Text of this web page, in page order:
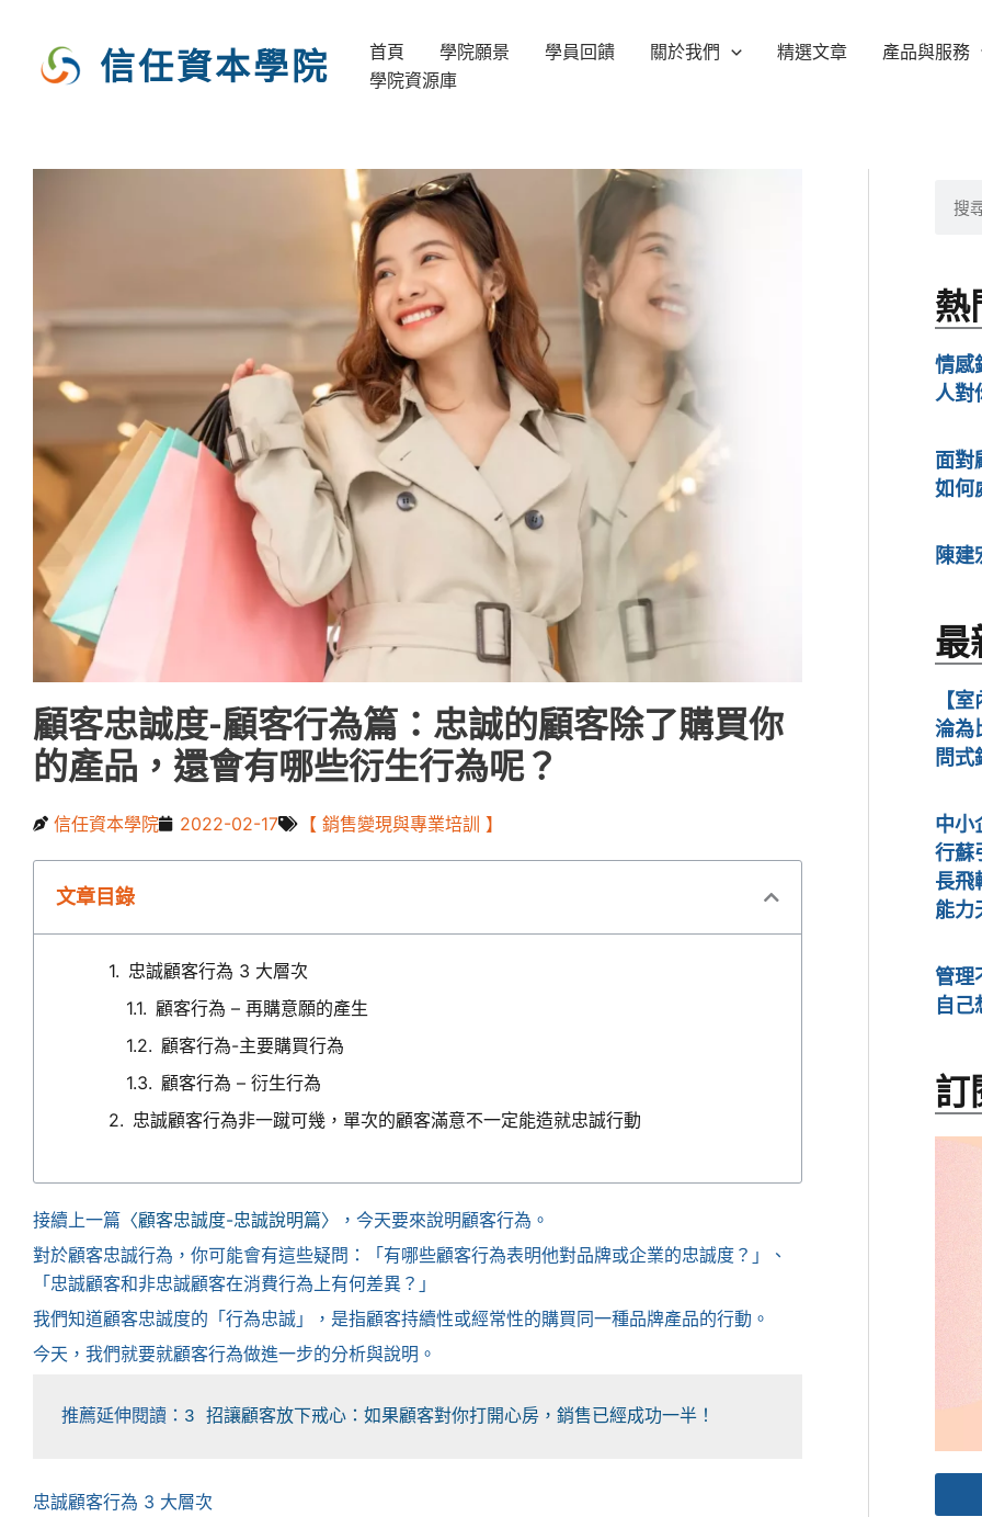
信任資本學院 首頁 學院願景 學員回饋 關於我們 精選文章
產品與服務
學院資源庫
顧客忠誠度-顧客行為篇：忠誠的顧客除了購買你
的產品，還會有哪些衍生行為呢？
信任資本學院 2022-02-17 【 銷售變現與專業培訓 】
文章目錄
忠誠顧客行為 3 大層次
顧客行為 – 再購意願的產生
顧客行為-主要購買行為
顧客行為 – 衍生行為
忠誠顧客行為非一蹴可幾，單次的顧客滿意不一定能造就忠誠行動
接續上一篇 〈顧客忠誠度-忠誠說明篇〉
，今天要來說明顧客行為。
對於顧客忠誠行為，你可能會有這些疑問：「有哪些顧客行為表明他對品牌或企業的忠誠度？」、
「忠誠顧客和非忠誠顧客在消費行為上有何差異？」
我們知道顧客忠誠度的「行為忠誠」，是指顧客持續性或經常性的購買同一種品牌產品的行動。
今天，我們就要就顧客行為做進一步的分析與說明。
推薦延伸閱讀： 3 招讓顧客放下戒心：如果顧客對你打開心房，銷售已經成功一半！
忠誠顧客行為 3 大層次
熱
情感
人對
面對
如何
陳建
最
【
淪為
問式
中小
行蘇
長飛
能力
管理
自己
訂